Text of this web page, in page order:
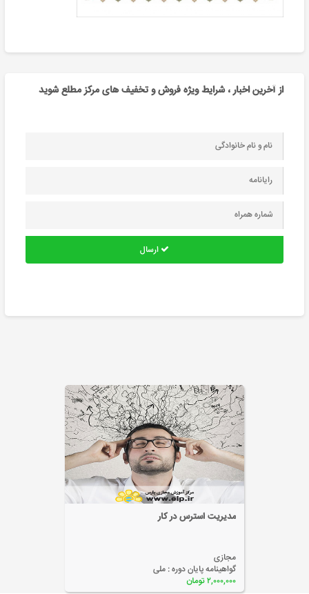
از آخرین اخبار ، شرایط ویژه فروش و تخفیف های مرکز مطلع شوید
ارسال